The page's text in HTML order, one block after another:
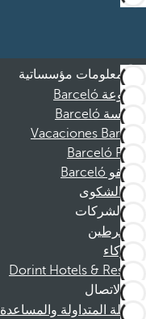
معلومات مؤسساتية
مجموعة Barceló
مؤسسة Barceló
Vacaciones Barceló
Barceló Films
موظفو Barceló
قناة الشكوى
الشركات
المنخرطين
الشركاء
Dorint Hotels & Resorts
الاتصال
الأسئلة المتداولة والمساعدة